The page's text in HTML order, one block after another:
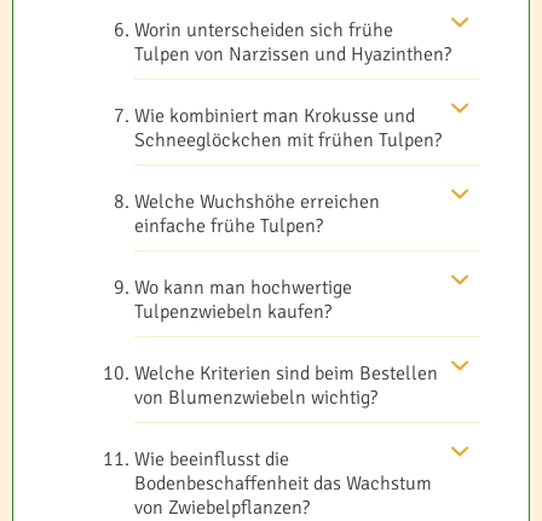
Worin unterscheiden sich frühe
Tulpen von Narzissen und Hyazinthen?
Wie kombiniert man Krokusse und
Schneeglöckchen mit frühen Tulpen?
Welche Wuchshöhe erreichen
einfache frühe Tulpen?
Wo kann man hochwertige
Tulpenzwiebeln kaufen?
Welche Kriterien sind beim Bestellen
von Blumenzwiebeln wichtig?
Wie beeinflusst die
Bodenbeschaffenheit das Wachstum
von Zwiebelpflanzen?